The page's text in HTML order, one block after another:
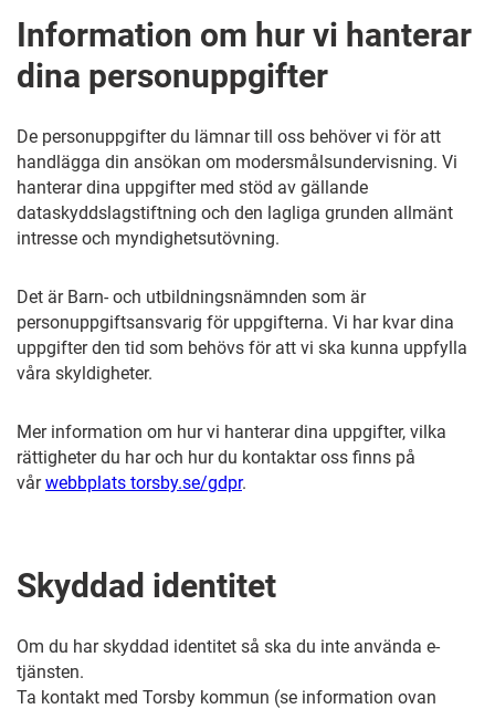
Information om hur vi hanterar
dina personuppgifter
De personuppgifter du lämnar till oss behöver vi för att
handlägga din ansökan om modersmålsundervisning. Vi
hanterar dina uppgifter med stöd av gällande
dataskyddslagstiftning och den lagliga grunden allmänt
intresse och myndighetsutövning.
Det är Barn- och utbildningsnämnden som är
personuppgiftsansvarig för uppgifterna. Vi har kvar dina
uppgifter den tid som behövs för att vi ska kunna uppfylla
våra skyldigheter.
Mer information om hur vi hanterar dina uppgifter, vilka
rättigheter du har och hur du kontaktar oss finns på
vårwebbplats torsby.se/gdpr.
Skyddad identitet
Om du har skyddad identitet så ska du inte använda e-
tjänsten.
Ta kontakt med Torsby kommun (se information ovan